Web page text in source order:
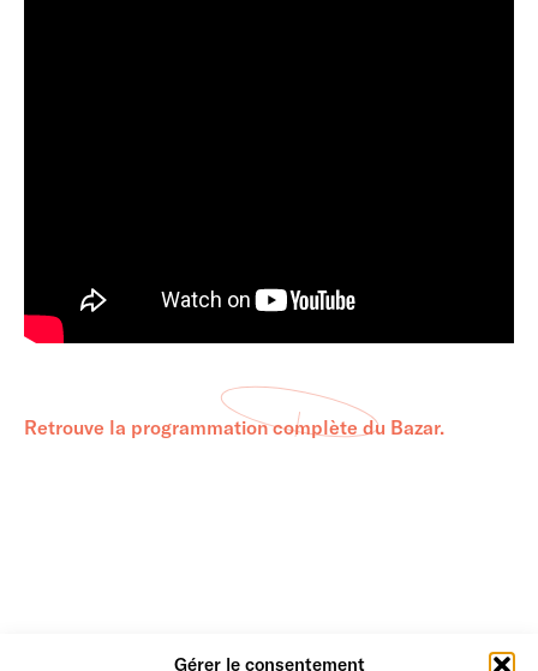
Gérer le consentement
Retrouve la programmation complète du Bazar.